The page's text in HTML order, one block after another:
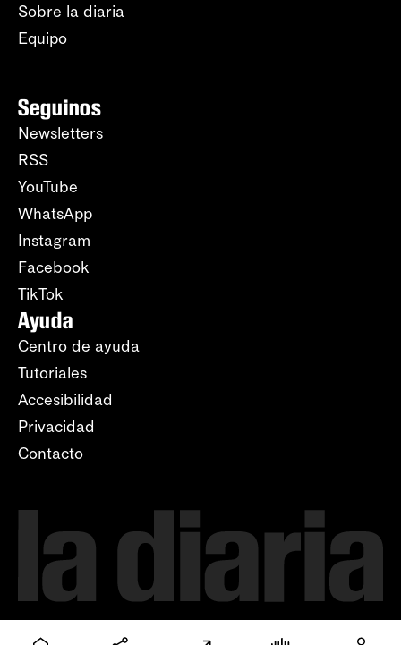
Sobre la diaria
Equipo
Seguinos
Newsletters
RSS
YouTube
WhatsApp
Instagram
Facebook
TikTok
Ayuda
Centro de ayuda
Tutoriales
Accesibilidad
Privacidad
Contacto